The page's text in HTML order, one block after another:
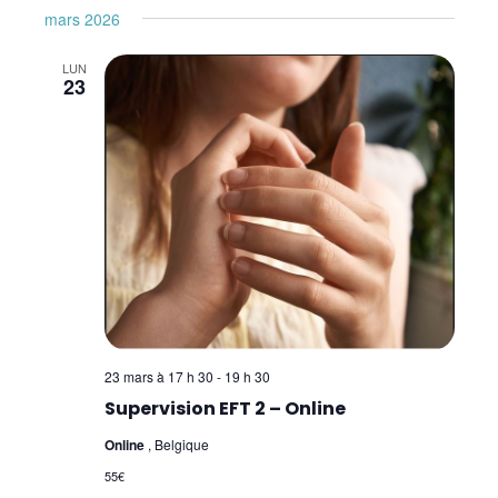
mars 2026
LUN
23
Supervision EFT 2 – Online
23 mars à 17 h 30 - 19 h 30
Online , Belgique
55€